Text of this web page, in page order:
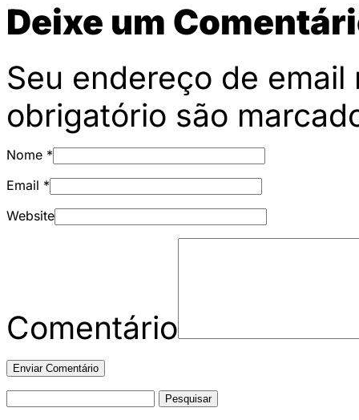
Deixe um
Seu endereço de
obrigatório são
Nome *
Email *
Website
Comentário